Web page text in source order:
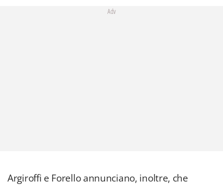
Adv
Argiroffi e Forello annunciano, inoltre, che